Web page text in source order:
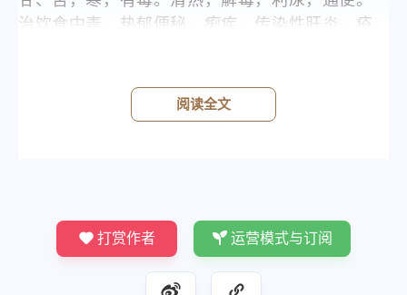
治饮食中毒，热郁便秘，痢疾，传染性肝炎，疮
阅读全文
打赏作者 运营模式与订阅